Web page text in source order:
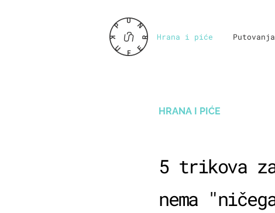
Hrana i piće Putovanja
HRANA I PIĆE
5 trikova
nema